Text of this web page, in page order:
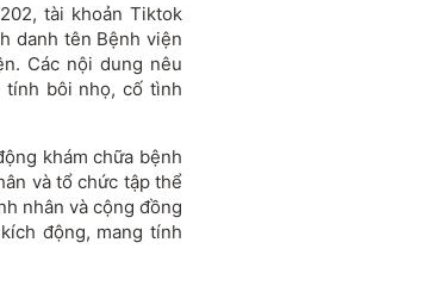
tài khoản Tiktok
danh tên Bệnh viện
Các nội dung nêu
tính bôi nhọ, cố tình
khám chữa bệnh
và tổ chức tập thể
nhân và cộng đồng
động, mang tính